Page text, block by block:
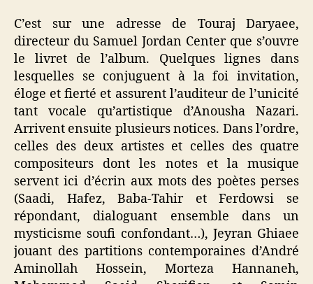
C’est sur une adresse de Touraj Daryaee,
directeur du Samuel Jordan Center que s’ouvre
le livret de l’album. Quelques lignes dans
lesquelles se conjuguent à la foi invitation,
éloge et fierté et assurent l’auditeur de l’unicité
tant vocale qu’artistique d’Anousha Nazari.
Arrivent ensuite plusieurs notices. Dans l’ordre,
celles des deux artistes et celles des quatre
compositeurs dont les notes et la musique
servent ici d’écrin aux mots des poètes perses
(Saadi, Hafez, Baba-Tahir et Ferdowsi se
répondant, dialoguant ensemble dans un
mysticisme soufi confondant…), Jeyran Ghiaee
jouant des partitions contemporaines d’André
Aminollah Hossein, Morteza Hannaneh,